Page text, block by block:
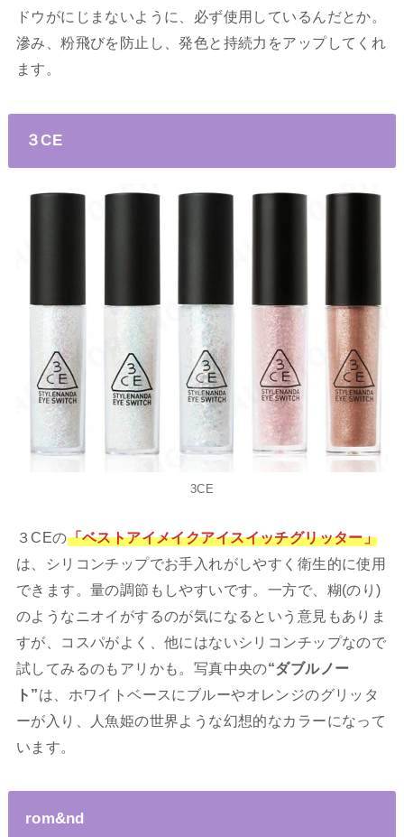
ドウがにじまないように、必ず使用しているんだとか。
滲み、粉飛びを防止し、発色と持続力をアップしてくれ
ます。
３CE
3CE
３CEの「ベストアイメイクアイスイッチグリッター」
は、シリコンチップでお手入れがしやすく衛生的に使用
できます。量の調節もしやすいです。一方で、糊(のり)
のようなニオイがするのが気になるという意見もありま
すが、コスパがよく、他にはないシリコンチップなので
試してみるのもアリかも。写真中央の“ダブルノー
ト”は、ホワイトベースにブルーやオレンジのグリッタ
ーが入り、人魚姫の世界ような幻想的なカラーになって
います。
rom&nd